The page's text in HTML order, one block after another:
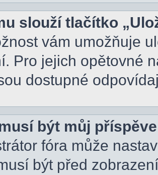
slouží tlačítko
vám umožňuje
Pro jejich opětovné
dostupné
být můj
fóra může
být před